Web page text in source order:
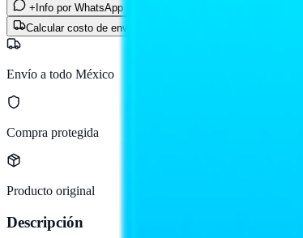
+Info por WhatsApp
Calcular costo de envío
Envío a todo México
Compra protegida
Producto original
Descripción